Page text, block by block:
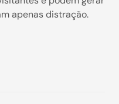
apenas distração.